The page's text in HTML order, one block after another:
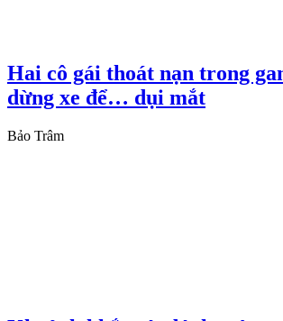
Hai cô gái thoát nạn trong
dừng xe để… dụi mắt
Bảo Trâm